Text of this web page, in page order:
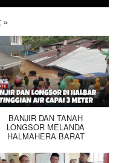
»
BANJIR DAN TANAH
LONGSOR MELANDA
HALMAHERA BARAT